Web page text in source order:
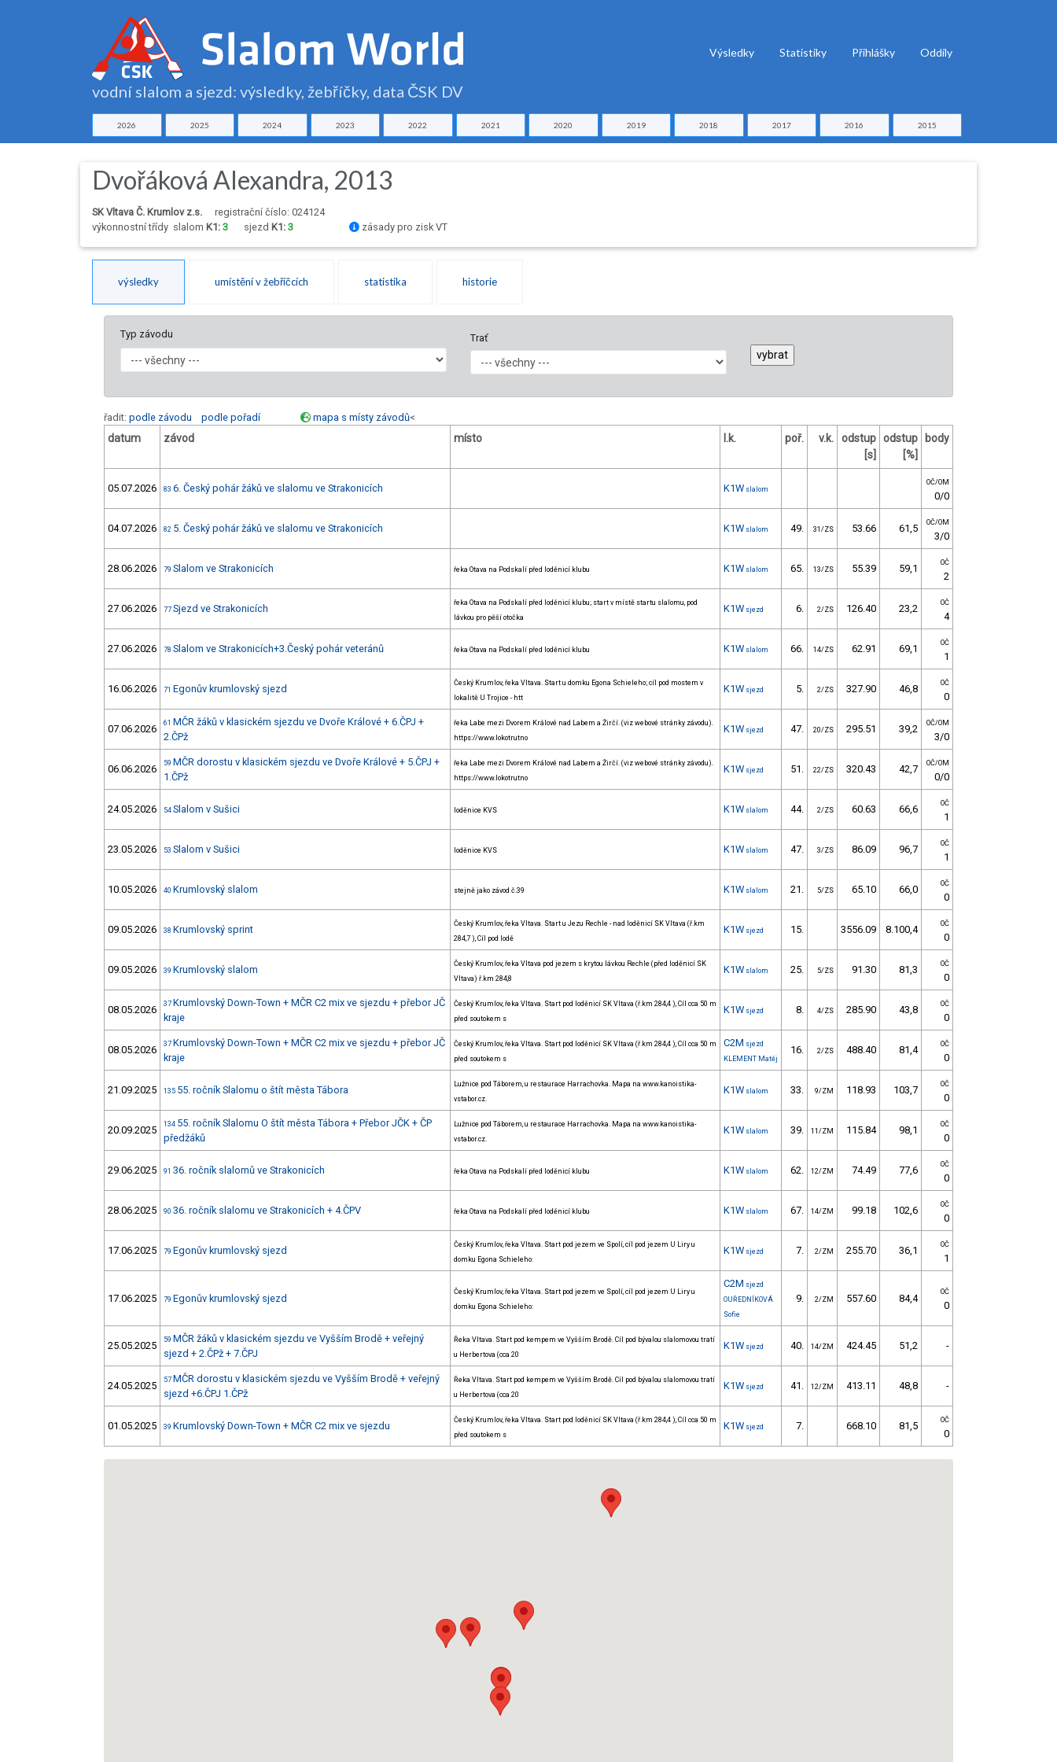
vodní slalom a sjezd: výsledky, žebříčky, data ČSK DV
Výsledky Statistiky Přihlášky Oddíly
2026 2025 2024 2023 2022 2021 2020 2019 2018 2017 2016 2015
Dvořáková Alexandra, 2013
SK Vltava Č. Krumlov z.s.
registrační číslo: 024124
výkonnostní třídy slalom K1: 3 sjezd K1: 3 zásady pro zisk VT
výsledky umístění v žebříčcích statistika historie
Typ závodu Trať
řadit: podle závodu podle pořadí mapa s místy závodů<
datum závod místo l.k. poř. v.k.
odstup
[s]
odstup
[%]
body
05.07.2026 83 6. Český pohár žáků ve slalomu ve Strakonicích K1W slalom
OČ/OM
0/0
04.07.2026 82 5. Český pohár žáků ve slalomu ve Strakonicích K1W slalom 49. 31/ZS 53.66 61,5 OČ/OM
3/0
28.06.2026 79 Slalom ve Strakonicích řeka Otava na Podskalí před loděnicí klubu K1W slalom 65. 13/ZS 55.39 59,1 OČ
2
27.06.2026 77 Sjezd ve Strakonicích
řeka Otava na Podskalí před loděnicí klubu; start v místě startu slalomu, pod
lávkou pro pěší otočka
K1W sjezd 6. 2/ZS 126.40 23,2 OČ
4
27.06.2026 78 Slalom ve Strakonicích+3.Český pohár veteránů řeka Otava na Podskalí před loděnicí klubu K1W slalom 66. 14/ZS 62.91 69,1 OČ
1
16.06.2026 71 Egonův krumlovský sjezd
Český Krumlov, řeka Vltava. Start u domku Egona Schieleho; cíl pod mostem v
lokalitě U Trojice - htt
K1W sjezd 5. 2/ZS 327.90 46,8 OČ
0
07.06.2026 61 MČR žáků v klasickém sjezdu ve Dvoře Králové + 6.ČPJ +
2.ČPž
řeka Labe mezi Dvorem Králové nad Labem a Žirčí. (viz webové stránky závodu).
https://www.lokotrutno
K1W sjezd 47. 20/ZS 295.51 39,2 OČ/OM
3/0
06.06.2026 59 MČR dorostu v klasickém sjezdu ve Dvoře Králové + 5.ČPJ +
1.ČPž
řeka Labe mezi Dvorem Králové nad Labem a Žirčí. (viz webové stránky závodu).
https://www.lokotrutno
K1W sjezd 51. 22/ZS 320.43 42,7 OČ/OM
0/0
24.05.2026 54 Slalom v Sušici loděnice KVS K1W slalom 44. 2/ZS 60.63 66,6 OČ
1
23.05.2026 53 Slalom v Sušici loděnice KVS K1W slalom 47. 3/ZS 86.09 96,7 OČ
1
10.05.2026 40 Krumlovský slalom stejně jako závod č.39 K1W slalom 21. 5/ZS 65.10 66,0 OČ
0
09.05.2026 38 Krumlovský sprint
Český Krumlov, řeka Vltava. Start u Jezu Rechle - nad loděnicí SK Vltava (ř.km
284,7 ), Cíl pod lodě
K1W sjezd 15. 3556.09 8.100,4 OČ
0
09.05.2026 39 Krumlovský slalom
Český Krumlov, řeka Vltava pod jezem s krytou lávkou Rechle (před loděnicí SK
Vltava) ř.km 284,8
K1W slalom 25. 5/ZS 91.30 81,3 OČ
0
08.05.2026 37 Krumlovský Down-Town + MČR C2 mix ve sjezdu + přebor JČ
kraje
Český Krumlov, řeka Vltava. Start pod loděnicí SK Vltava (ř.km 284,4 ), Cíl cca 50 m
před soutokem s
K1W sjezd 8. 4/ZS 285.90 43,8 OČ
0
08.05.2026 37 Krumlovský Down-Town + MČR C2 mix ve sjezdu + přebor JČ
kraje
Český Krumlov, řeka Vltava. Start pod loděnicí SK Vltava (ř.km 284,4 ), Cíl cca 50 m
před soutokem s
C2M sjezd
KLEMENT Matěj
16. 2/ZS 488.40 81,4 OČ
0
21.09.2025 135 55. ročník Slalomu o štít města Tábora
Lužnice pod Táborem, u restaurace Harrachovka. Mapa na www.kanoistika-
vstabor.cz.
K1W slalom 33. 9/ZM 118.93 103,7 OČ
0
20.09.2025 134 55. ročník Slalomu O štít města Tábora + Přebor JČK + ČP
předžáků
Lužnice pod Táborem, u restaurace Harrachovka. Mapa na www.kanoistika-
vstabor.cz.
K1W slalom 39. 11/ZM 115.84 98,1 OČ
0
29.06.2025 91 36. ročník slalomů ve Strakonicích řeka Otava na Podskalí před loděnicí klubu K1W slalom 62. 12/ZM 74.49 77,6 OČ
0
28.06.2025 90 36. ročník slalomu ve Strakonicích + 4.ČPV řeka Otava na Podskalí před loděnicí klubu K1W slalom 67. 14/ZM 99.18 102,6 OČ
0
17.06.2025 79 Egonův krumlovský sjezd
Český Krumlov, řeka Vltava. Start pod jezem ve Spolí, cíl pod jezem U Liry u
domku Egona Schieleho:
K1W sjezd 7. 2/ZM 255.70 36,1 OČ
1
17.06.2025 79 Egonův krumlovský sjezd
Český Krumlov, řeka Vltava. Start pod jezem ve Spolí, cíl pod jezem U Liry u
domku Egona Schieleho:
C2M sjezd
OUŘEDNÍKOVÁ
Sofie
9. 2/ZM 557.60 84,4
OČ
0
25.05.2025 59 MČR žáků v klasickém sjezdu ve Vyšším Brodě + veřejný
sjezd + 2.ČPž + 7.ČPJ
Řeka Vltava. Start pod kempem ve Vyšším Brodě. Cíl pod bývalou slalomovou tratí
u Herbertova (cca 20
K1W sjezd 40. 14/ZM 424.45 51,2 -
24.05.2025 57 MČR dorostu v klasickém sjezdu ve Vyšším Brodě + veřejný
sjezd +6.ČPJ 1.ČPž
Řeka Vltava. Start pod kempem ve Vyšším Brodě. Cíl pod bývalou slalomovou tratí
u Herbertova (cca 20
K1W sjezd 41. 12/ZM 413.11 48,8 -
01.05.2025 39 Krumlovský Down-Town + MČR C2 mix ve sjezdu
Český Krumlov, řeka Vltava. Start pod loděnicí SK Vltava (ř.km 284,4 ), Cíl cca 50 m
před soutokem s
K1W sjezd 7. 668.10 81,5 OČ
0